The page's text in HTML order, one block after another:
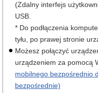
(Zdalny interfejs
USB.
* Do podłączenia
tyłu, po prawej stronie
Możesz połączyć
urządzeniem za pomocą
mobilnego bezpośrednio
bezpośrednie)